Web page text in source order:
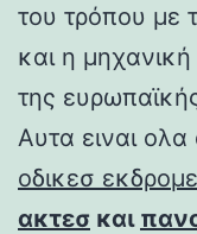
του τρόπου με
και η
της
Αυτα ειναι
οδικεσ
ακτεσ και